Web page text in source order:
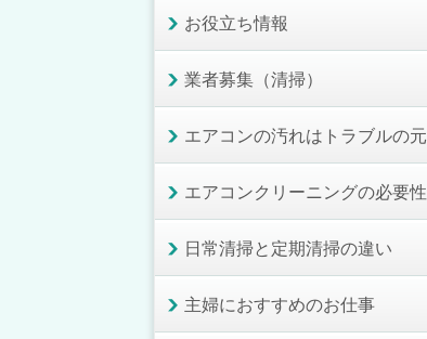
お役立ち情報
業者募集（清掃）
エアコンの汚れはトラブルの元
エアコンクリーニングの必要性
日常清掃と定期清掃の違い
主婦におすすめのお仕事